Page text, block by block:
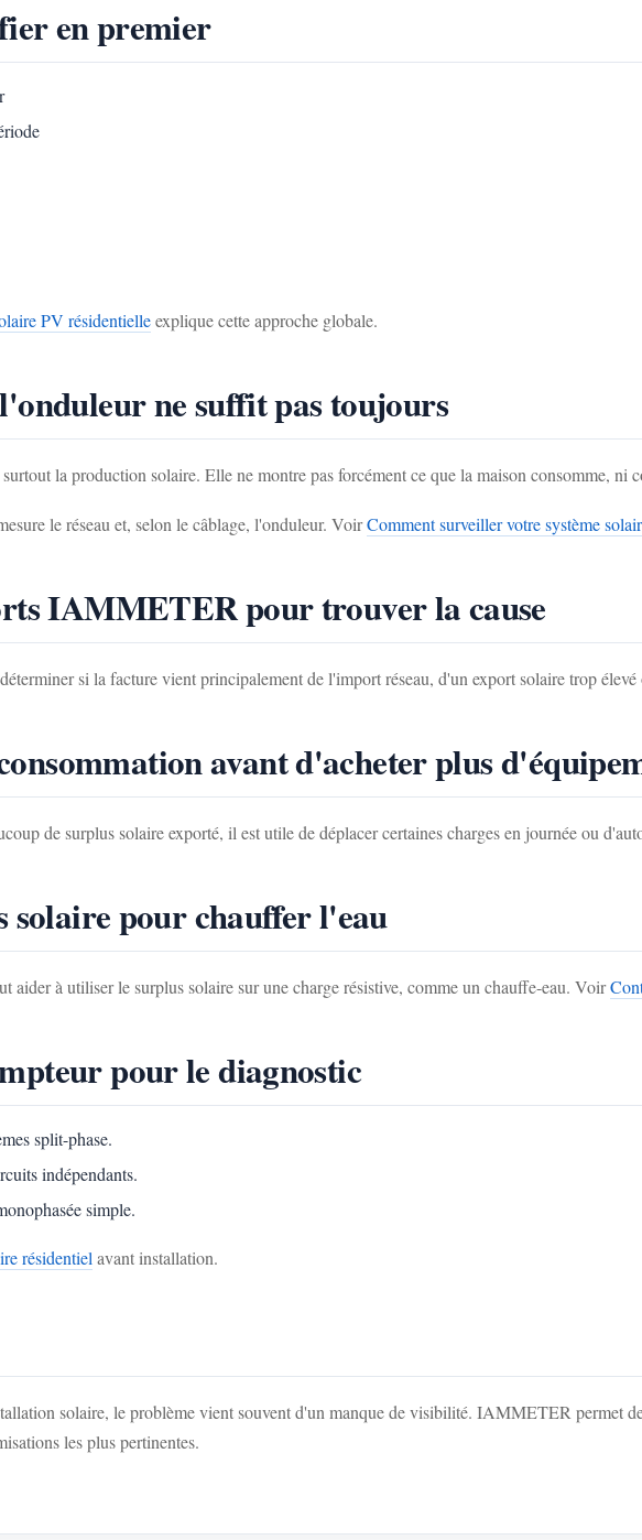
en premier
PV résidentielleexplique cette approche globale.
ne suffit pas toujours
la production solaire. Elle ne montre pas forcément ce que la maison consomme, ni
le réseau et, selon le câblage, l'onduleur. VoirComment surveiller votre système
IAMMETER pour trouver la cause
si la facture vient principalement de l'import réseau, d'un export solaire trop
avant d'acheter plus
de surplus solaire exporté, il est utile de déplacer certaines charges en journée ou
solaire pour chauffer l'eau
aider à utiliser le surplus solaire sur une charge résistive, comme un chauffe-eau. Voir
pour le diagnostic
split-phase.
indépendants.
simple.
résidentielavant installation.
solaire, le problème vient souvent d'un manque de visibilité. IAMMETER permet
les plus pertinentes.